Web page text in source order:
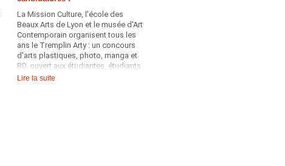
La Mission Culture, l'école des
Beaux Arts de Lyon et le musée d'Art
Contemporain organisent tous les
ans le Tremplin Arty : un concours
d'arts plastiques, photo, manga et
BD, ouvert aux étudiantes, étudiants
et personnels de l'université !
Lire la suite